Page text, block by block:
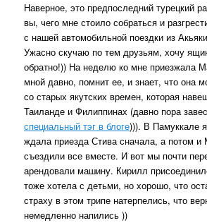
Наверное, это предпоследний турецкий
вы, чего мне стоило собраться и
с нашей автомобильной поездки из
Ужасно скучаю по тем друзьям, хочу
обратно!)) На неделю ко мне приезжала
мной давно, помнит ее, и знает, что она
со старых якутских времен, которая
Таиланде и Филиппинах (давно пора
специальный тэг в блоге))). В Памуккале
ждала приезда Стива сначала, а потом
съездили все вместе. И вот мы почти
арендовали машину. Кирилл
тоже хотела с детьми, но хорошо, что
страху в этом трипе натерпелись, что
немедленно напились ))